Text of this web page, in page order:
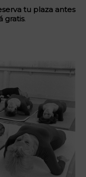
tu plaza antes
gratis.